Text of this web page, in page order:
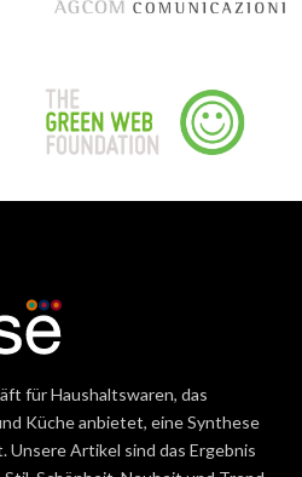
für Haushaltswaren, das
Küche anbietet, eine Synthese
Unsere Artikel sind das Ergebnis